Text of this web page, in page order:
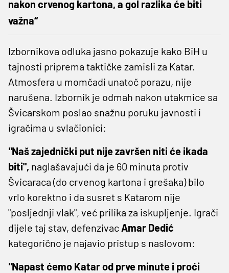
nakon crvenog kartona, a gol razlika će biti
važna“
Izbornikova odluka jasno pokazuje kako BiH u
tajnosti priprema taktičke zamisli za Katar.
Atmosfera u momčadi unatoč porazu, nije
narušena. Izbornik je odmah nakon utakmice sa
Švicarskom poslao snažnu poruku javnosti i
igračima u svlačionici:
"Naš zajednički put nije završen niti će ikada
biti", naglašavajući da je 60 minuta protiv
Švicaraca (do crvenog kartona i grešaka) bilo
vrlo korektno i da susret s Katarom nije
"posljednji vlak", već prilika za iskupljenje. Igrači
dijele taj stav, defenzivac Amar Dedić
kategorično je najavio pristup s naslovom:
"Napast ćemo Katar od prve minute i proći